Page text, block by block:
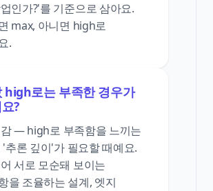
인가?'를 기준으로 삼아요.
max, 아니면 high로
.
high로는 부족한 경우가
?
— high로 부족함을 느끼는
'추론 깊이'가 필요할 때예요.
서로 모순돼 보이는
을 조율하는 설계, 엣지